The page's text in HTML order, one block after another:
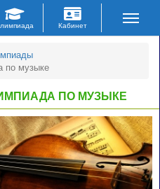
по музыке
ПО МУЗЫКЕ